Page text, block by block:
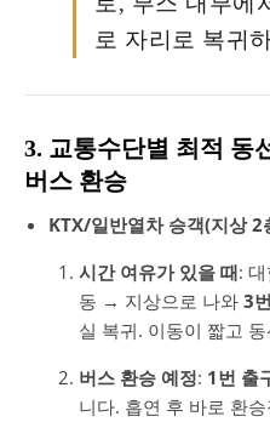
로 자리로 복귀
3. 교통수단별 최적 동
버스 환승
KTX/일반열차 승객(지상 2
시간 여유가 있을 때:
동 → 지상으로 나와 3
실 복귀. 이동이 짧고
버스 환승 예정: 1번 출
니다. 흡연 후 바로 환